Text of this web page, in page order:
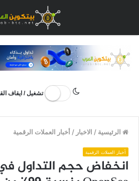
تشغيل / ايقاف
الرئيسية / الاخبار /أخبار العملات الرقمية
أخبار العملات الرقمية
انخفاض حجم التداول